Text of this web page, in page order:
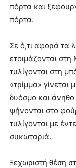
πόρτα και
πόρτα.
Σε ό,τι αφορά τα
ετοιμάζονται
τυλίγονται στη
«τρίμμα» γίνεται
δυόσμο και άνηθο
ψήνονται στο
τυλίγονται με
συκωταριά.
Ξεχωριστή θέση